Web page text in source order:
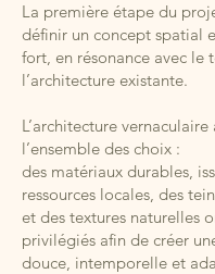
La première étape du
définir un concept spatial
fort, en résonance avec le
l’architecture existante.
L’architecture
l’ensemble des choix :
des matériaux durables,
ressources locales, des
et des textures naturelles
privilégiés afin de créer
douce, intemporelle et